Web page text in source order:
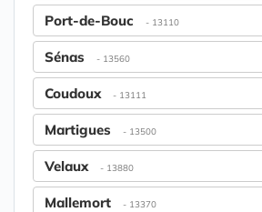
Port-de-Bouc - 13110
Sénas - 13560
Coudoux - 13111
Martigues - 13500
Velaux - 13880
Mallemort - 13370